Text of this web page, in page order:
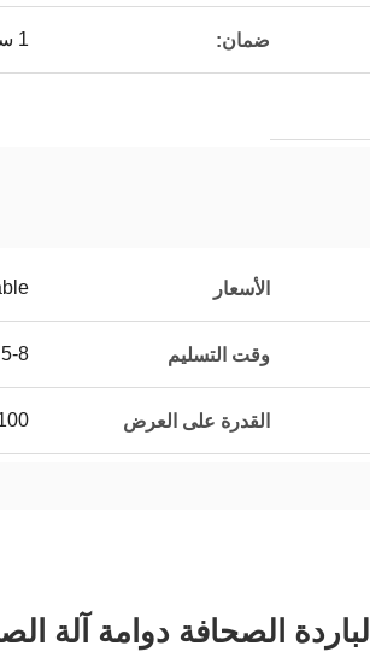
ضمان: 1 سنة
الأسعار
وقت التسليم 5-8 يوم عمل
القدرة على العرض 100 مجموعة لكلّ
الصحافة دوامة آلة